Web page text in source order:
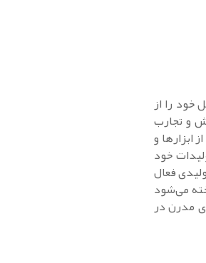
مستقل خود را از
و تجارب
ابزارها و
خود
فعال
می‌شود
مدرن در